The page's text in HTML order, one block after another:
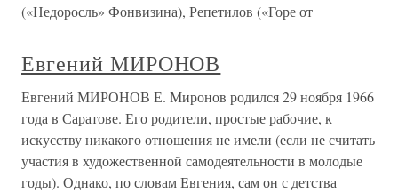
(«Недоросль» Фонвизина), Репетилов («Горе от
Евгений МИРОНОВ
Евгений МИРОНОВ Е. Миронов родился 29 ноября 1966
года в Саратове. Его родители, простые рабочие, к
искусству никакого отношения не имели (если не считать
участия в художественной самодеятельности в молодые
годы). Однако, по словам Евгения, сам он с детства